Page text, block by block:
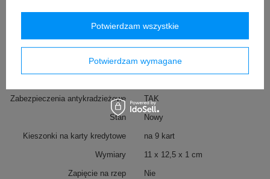
Dyneema®
Zabezpieczenia antykradzieżowe TAK
Stan Nowy
Kieszonki na karty kredytowe na 9 kart
Wymiary 11 x 12,5 x 1 cm
Zapięcie na rzep Nie
Potwierdzam wymagane
Potwierdzam wszystkie